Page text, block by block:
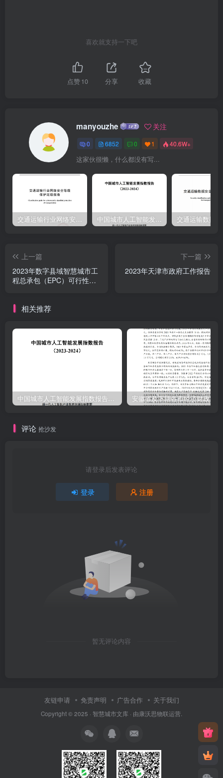
万贫困家庭学生应读尽读。四大集中连片贫困地区全部通高速公路，
新增346个乡镇通油路、1.65万个建制村通硬化路。实施农业产业扶贫
项目1.9万个，群众长远生计更有保障。流转土地增减挂钩节余指标，
揪心牵挂的“悬崖村”群众易地搬迁过上了幸福生活。多年来，浙江、广
东、国家部委（单位)、广大企业和社会各界倾情倾力帮扶，为四川脱
贫攻坚作出了重要贡献。巩固拓展脱贫攻坚成果同乡村振兴有效衔
接。严格落实“四个不摘”，突出抓好50个乡村振兴重点帮扶县和3060
个乡村振兴重点帮扶村，守住不发生规模性返贫底线。实施最严格耕
地保护制度，扎实开展成都平原和全省耕地保护专项整治行动，新建
成高标准农田1366万亩。创建国家级园区15个、省星级园区107个，
喜欢就支持一下吧
点赞10 分享 收藏
manyouzhe 关注
0 6852 0 1 40.6W+
这家伙很懒，什么都没有写...
上一篇
2023年数字县域智慧城市工
程总承包（EPC）可行性研
下一篇
2023年天津市政府工作报告
相关推荐
评论 抢沙发
请登录后发表评论
登录 注册
暂无评论内容
友链申请 免责声明 广告合作 关于我们
Copyright © 2025 · 智慧城市文库 · 由康沃思物联运营.